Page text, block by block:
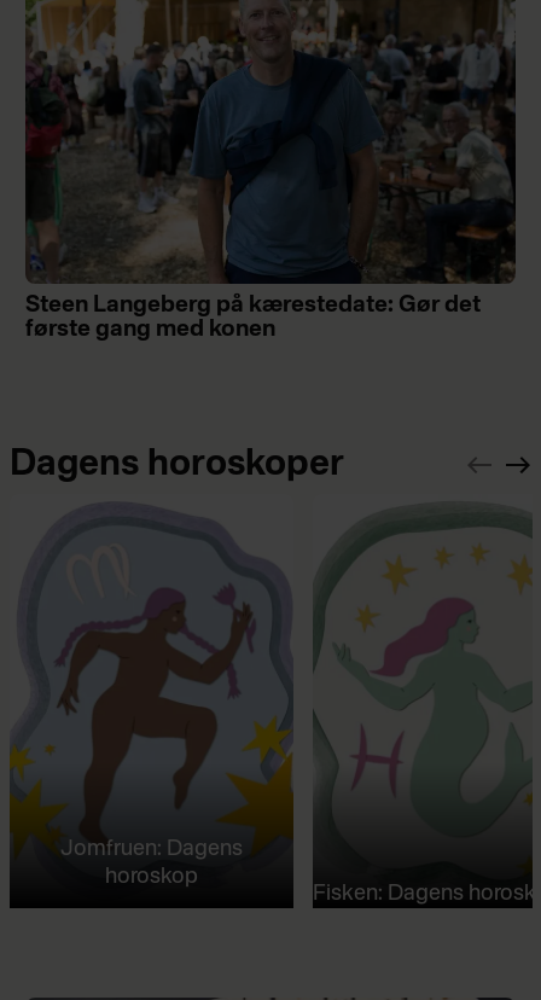
Steen Langeberg på kærestedate: Gør det
første gang med konen
Dagens horoskoper
Jomfruen: Dagens
horoskop
Fisken: Dagens